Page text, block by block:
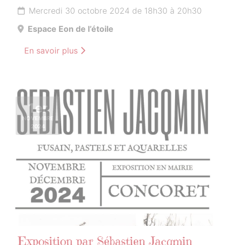
Mercredi 30 octobre 2024 de 18h30 à 20h30
Espace Eon de l’étoile
En savoir plus
1er
NOVEMBRE
2024
Exposition par Sébastien Jacqmin